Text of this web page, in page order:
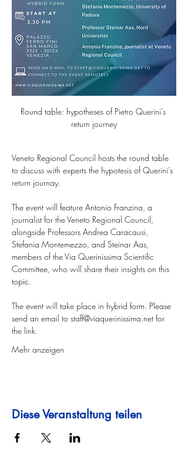
Round table: hypotheses of Pietro Querini’s
return journey
Veneto Regional Council hosts the round table
to discuss with experts the hypotesis of Querini’s
return journay.
The event will feature Antonio Franzina, a
journalist for the Veneto Regional Council,
alongside Professors Andrea Caracausi,
Stefania Montemezzo, and Steinar Aas,
members of the Via Querinissima Scientific
Committee, who will share their insights on this
topic.
The event will take place in hybrid form. Please
send an email to staff@viaquerinissima.net for
the link.
Mehr anzeigen
Diese Veranstaltung teilen